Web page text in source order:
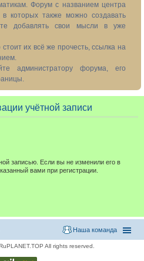
Форум с названием центра
которых также можно создавать
добавлять свои мысли в уже
их всё же прочесть, ссылка на
администратору форума, его
учётной записи
записью. Если вы не изменили его в
вами при регистрации.
Наша команда
All rights reserved.